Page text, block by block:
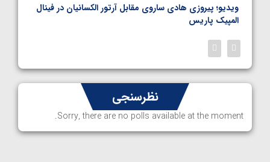
ویدیو؛ پیروزی هادی ساروی مقابل آرتور الکسانیان در فینال
المپیک پاریس
نظرسنجی
Sorry, there are no polls available at the moment.